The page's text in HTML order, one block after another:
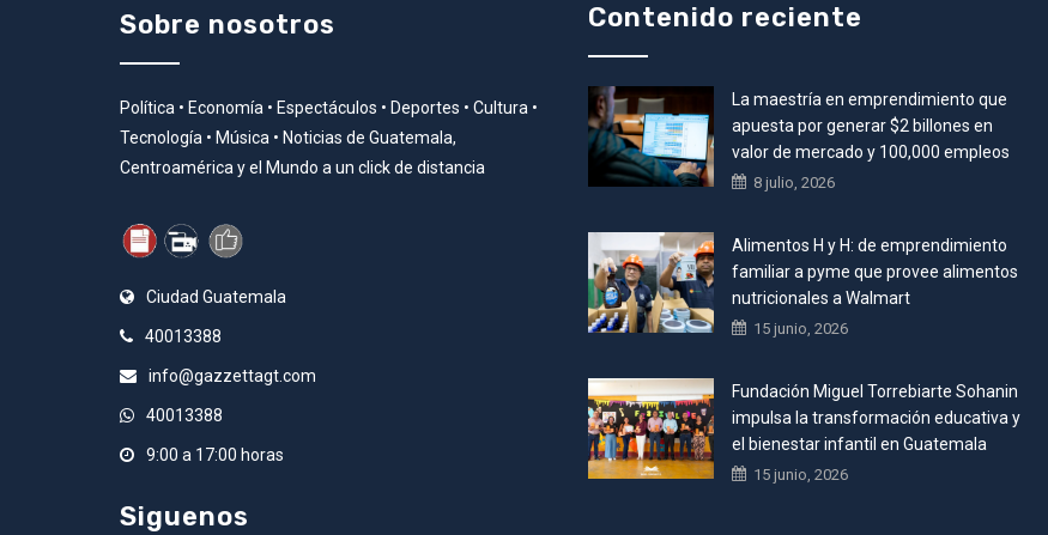
Sobre nosotros
Política • Economía • Espectáculos • Deportes • Cultura •
Tecnología • Música • Noticias de Guatemala,
Centroamérica y el Mundo a un click de distancia
Ciudad Guatemala
40013388
info@gazzettagt.com
40013388
9:00 a 17:00 horas
Siguenos
Contenido reciente
La maestría en emprendimiento que
apuesta por generar $2 billones en
valor de mercado y 100,000 empleos
8 julio, 2026
Alimentos H y H: de emprendimiento
familiar a pyme que provee alimentos
nutricionales a Walmart
15 junio, 2026
Fundación Miguel Torrebiarte Sohanin
impulsa la transformación educativa y
el bienestar infantil en Guatemala
15 junio, 2026